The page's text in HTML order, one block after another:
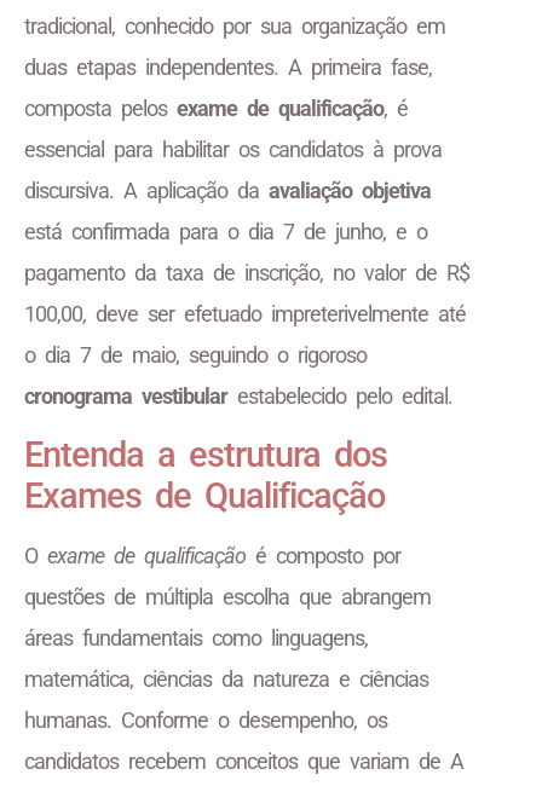
tradicional, conhecido por sua organização em
duas etapas independentes. A primeira fase,
composta pelos exame de qualificação, é
essencial para habilitar os candidatos à prova
discursiva. A aplicação da avaliação objetiva
está confirmada para o dia 7 de junho, e o
pagamento da taxa de inscrição, no valor de R$
100,00, deve ser efetuado impreterivelmente até
o dia 7 de maio, seguindo o rigoroso
cronograma vestibularestabelecido pelo edital.
Entenda a estrutura dos
Exames de Qualificação
O exame de qualificação é composto por
questões de múltipla escolha que abrangem
áreas fundamentais como linguagens,
matemática, ciências da natureza e ciências
humanas. Conforme o desempenho, os
candidatos recebem conceitos que variam de A